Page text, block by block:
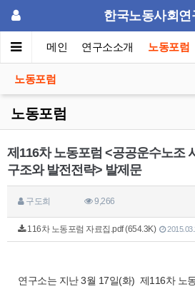
한국노동사회연
메인 연구소소개 노동포럼
노동포럼
노동포럼
제116차 노동포럼 <공공운수노조
구조와 발전전략> 발제문
구도희 9,266
116차 노동포럼 자료집.pdf (654.3K)
연구소는 지난 3월 17일(화) 제116차 노